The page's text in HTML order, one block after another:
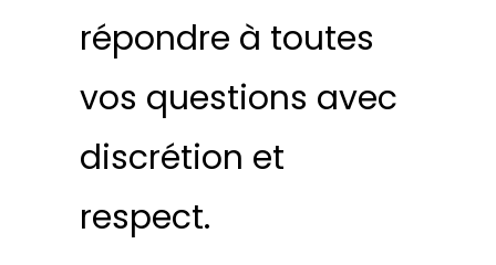
répondre à toutes
vos questions avec
discrétion et
respect.